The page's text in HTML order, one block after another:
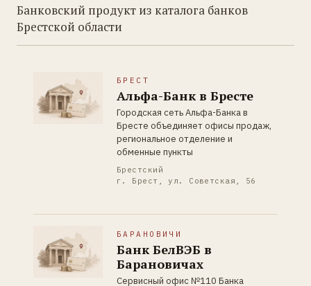
Банковский продукт из каталога банков
Брестской области
БРЕСТ
Альфа-Банк в Бресте
Городская сеть Альфа-Банка в
Бресте объединяет офисы продаж,
региональное отделение и
обменные пункты
Брестский
г. Брест, ул. Советская, 56
БАРАНОВИЧИ
Банк БелВЭБ в
Барановичах
Сервисный офис №110 Банка